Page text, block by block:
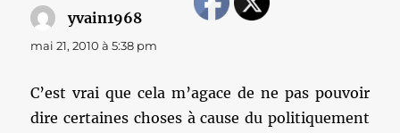
yvain1968
mai 21, 2010 à 5:38 pm
C’est vrai que cela m’agace de ne pas pouvoir
dire certaines choses à cause du politiquement